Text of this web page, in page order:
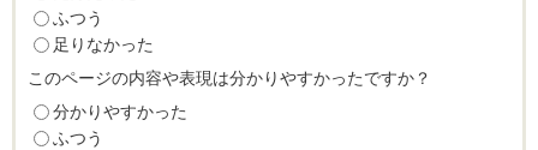
ふつう
足りなかった
このページの内容や表現は分かりやすかったですか？
分かりやすかった
ふつう